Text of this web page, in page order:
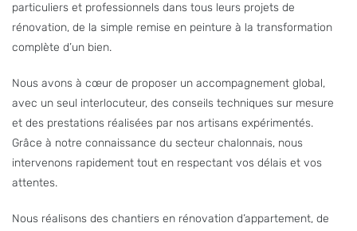
particuliers et professionnels dans tous leurs projets de
rénovation, de la simple remise en peinture à la transformation
complète d’un bien.
Nous avons à cœur de proposer un accompagnement global,
avec un seul interlocuteur, des conseils techniques sur mesure
et des prestations réalisées par nos artisans expérimentés.
Grâce à notre connaissance du secteur chalonnais, nous
intervenons rapidement tout en respectant vos délais et vos
attentes.
Nous réalisons des chantiers en rénovation d’appartement, de